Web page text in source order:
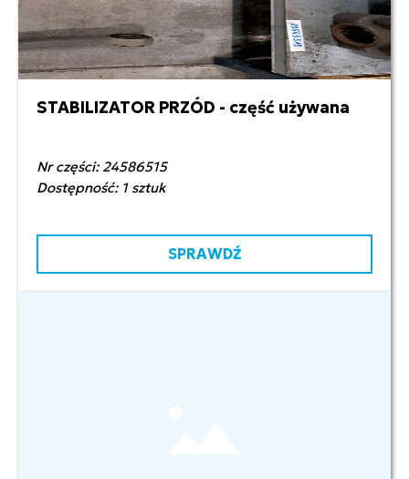
1 200,00 zł netto
STABILIZATOR PRZÓD - część używana
Nr części: 24586515
Dostępność: 1 sztuk
SPRAWDŹ